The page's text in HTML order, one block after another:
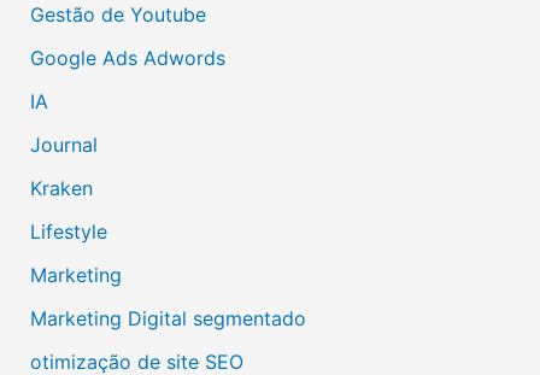
Gestão de Youtube
Google Ads Adwords
IA
Journal
Kraken
Lifestyle
Marketing
Marketing Digital segmentado
otimização de site SEO